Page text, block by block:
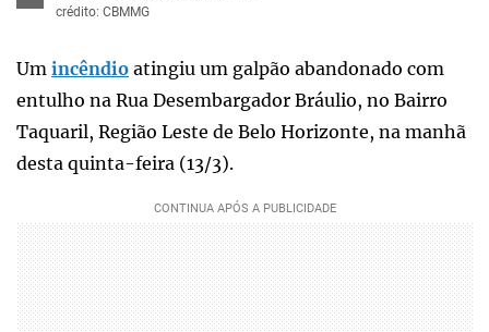
crédito: CBMMG
Um incêndio atingiu um galpão abandonado com
entulho na Rua Desembargador Bráulio, no Bairro
Taquaril, Região Leste de Belo Horizonte, na manhã
desta quinta-feira (13/3).